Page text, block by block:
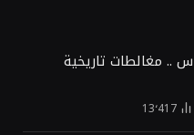
.. مغالطات تاريخية
13٬417